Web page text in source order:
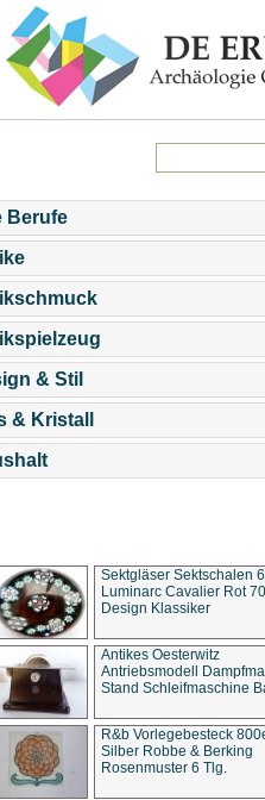
Berufe
& Stil
& Kristall
Sektgläser Sektschalen
Luminarc Cavalier Rot
Design Klassiker
Antikes Oesterwitz
Antriebsmodell
Stand Schleifmaschine
R&b Vorlegebesteck
Silber Robbe & Berking
Rosenmuster 6 Tlg.